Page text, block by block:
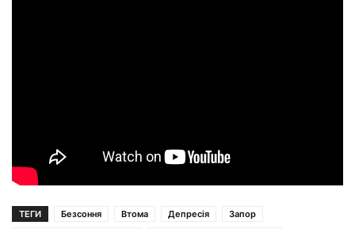
ТЕГИ Безсоння Втома Депресія
Запор